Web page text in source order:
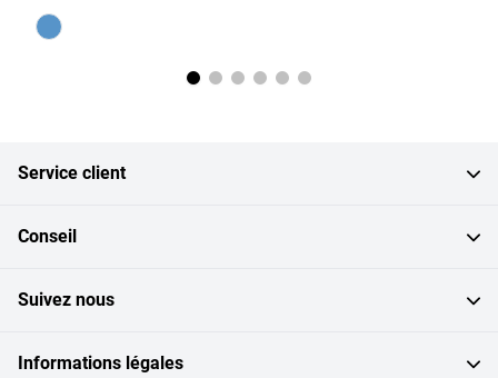
Couleur
light used
Service client
Conseil
Suivez nous
Informations légales